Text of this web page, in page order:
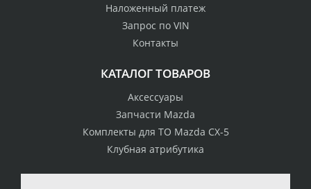
стоимости
Гарантия качества
Наложенный платеж
Запрос по VIN
Контакты
КАТАЛОГ ТОВАРОВ
Аксессуары
Запчасти Mazda
Комплекты для ТО Mazda CX-5
Клубная атрибутика